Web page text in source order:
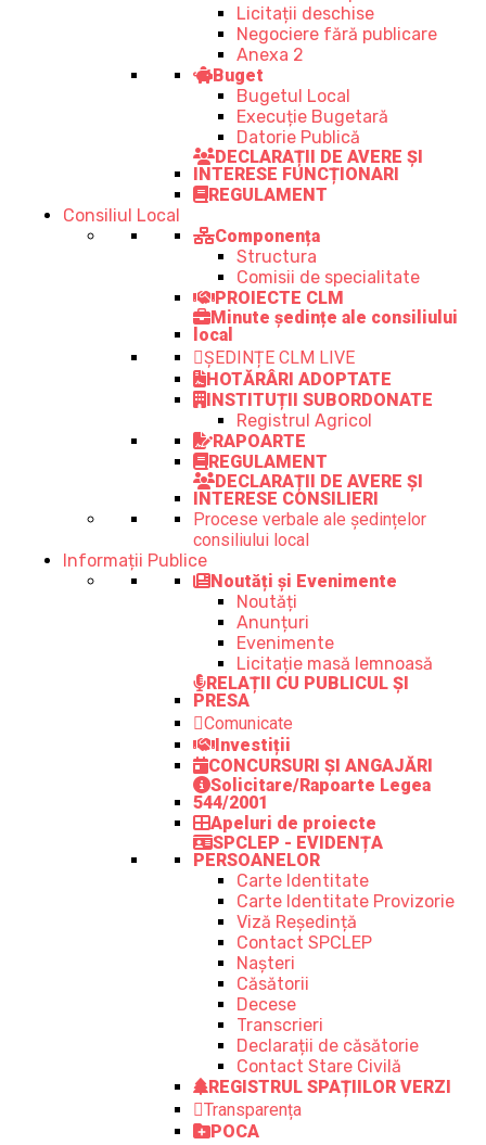
Licitații deschise
Negociere fără publicare
Anexa 2
Buget
Bugetul Local
Execuție Bugetară
Datorie Publică
DECLARAȚII DE AVERE ȘI
INTERESE FUNCȚIONARI
REGULAMENT
Consiliul Local
Componența
Structura
Comisii de specialitate
PROIECTE CLM
Minute ședințe ale consiliului
local
ȘEDINȚE CLM LIVE
HOTĂRÂRI ADOPTATE
INSTITUȚII SUBORDONATE
Registrul Agricol
RAPOARTE
REGULAMENT
DECLARAȚII DE AVERE ȘI
INTERESE CONSILIERI
Procese verbale ale ședințelor
consiliului local
Informații Publice
Noutăți și Evenimente
Noutăți
Anunțuri
Evenimente
Licitație masă lemnoasă
RELAȚII CU PUBLICUL ȘI
PRESA
Comunicate
Investiții
CONCURSURI ȘI ANGAJĂRI
Solicitare/Rapoarte Legea
544/2001
Apeluri de proiecte
SPCLEP - EVIDENȚA
PERSOANELOR
Carte Identitate
Carte Identitate Provizorie
Viză Reședință
Contact SPCLEP
Nașteri
Căsătorii
Decese
Transcrieri
Declarații de căsătorie
Contact Stare Civilă
REGISTRUL SPAȚIILOR VERZI
Transparența
POCA